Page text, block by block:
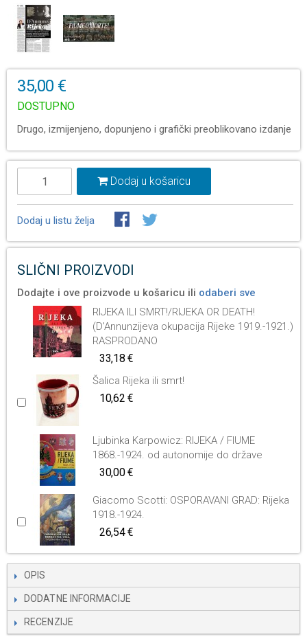
35,00 €
DOSTUPNO
Drugo, izmijenjeno, dopunjeno i grafički preoblikovano izdanje
Dodaj u košaricu
Dodaj u listu želja
SLIČNI PROIZVODI
Dodajte i ove proizvode u košaricu ili odaberi sve
RIJEKA ILI SMRT!/RIJEKA OR DEATH!
(D'Annunzijeva okupacija Rijeke 1919.-1921.)
RASPRODANO
33,18 €
Šalica Rijeka ili smrt!
10,62 €
Ljubinka Karpowicz: RIJEKA / FIUME
1868.-1924. od autonomije do države
30,00 €
Giacomo Scotti: OSPORAVANI GRAD: Rijeka
1918.-1924.
26,54 €
OPIS
DODATNE INFORMACIJE
RECENZIJE